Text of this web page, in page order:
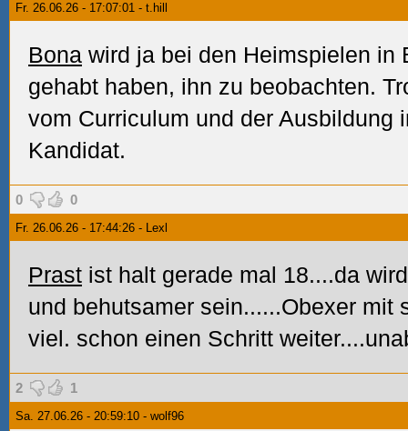
Fr. 26.06.26 - 17:07:01 - t.hill
Bona wird ja bei den Heimspielen in
gehabt haben, ihn zu beobachten.
vom Curriculum und der Ausbildung
Kandidat.
0 0
Fr. 26.06.26 - 17:44:26 - Lexl
Prast ist halt gerade mal 18....da
und behutsamer sein......Obexer mit
viel. schon einen Schritt
2 1
Sa. 27.06.26 - 20:59:10 - wolf96